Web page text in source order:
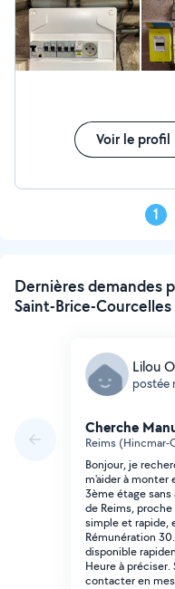
Voir le profil
1
Dernières demandes
Saint-Brice-
Lilou
postée
Cherche
Reims (Hincmar-
Bonjour, je
m'aider à monter
3ème étage
de Reims,
simple et rapide,
Rémunération
disponible
Heure à
contacter en